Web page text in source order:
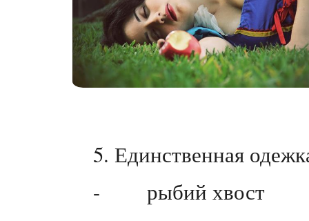
5. Единственная
- рыбий хвост